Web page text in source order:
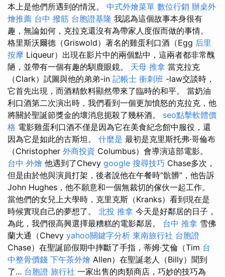
本上是他們所遇到的情況。 中式外燴菜單 數位行銷 辦桌外
燴推薦 台中 撥筋 台胞證基隆 我認為這個故事本身很有
趣，無論如何，克拉克還沒有為帶家人度假而做的事情。
格里斯沃爾德（Griswold）著名的雞蛋利口酒（Egg 后里
按摩 Liqueur）出現在影片中的兩個點中，這兩者都非常醜
陋，並帶有一個有趣的馴鹿眼鏡。 天母 推拿 當克拉克
（Clark）試圖與他的弟弟-in 記帳士 衝刺班 -law交談時，
它首先出現，而酒精飲料顯然帶來了臨時的和平。 當奶油
利口酒第二次演出時，我們看到一個更加憤怒的克拉克，他
將關於聖誕節獎金的壞消息扼殺了幾杯酒。 seo點擊軟體價
格 電影雞蛋利口酒不僅是因為它在美食紀念館中服役，還
因為它是如此的古斯坦。 什麼是 最初是克里斯托弗·哥倫布
（Christopher 外商投資 Columbus）會導演這部電影。
台中 外燴 他遇到了Chevy google 搜尋技巧 Chase多次，
但是由於他與演員打架，後者說他在午餐時“骯髒”，他告訴
John Hughes，他不願意和一個無裁切的傢伙一起工作。
當他們的女兒上大學時，克里克斯（Kranks）看到現在是
時候實現自己的夢想了。 北投 推拿 今天是好鄰居的日子，
為此，我們很高興選擇最糟糕的電影鄰居。 台中 推拿 雪佛
蘭大通（Chevy yahoo關鍵字分析 東南旅行社 台胞證
Chase）在聖誕節假期中摔斷了手指，蒂姆·艾倫（Tim 台
中整骨價錢 下午茶外燴 Allen）在聖誕老人（Billy）聞到
了... 台胞證 旅行社 一家出售的肉類商店，巧妙的技巧為